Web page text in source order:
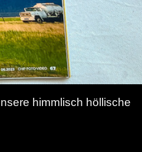
himmlisch höllische